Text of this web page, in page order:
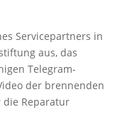
Servicepartners in
aus, das
Telegram-
der brennenden
die Reparatur